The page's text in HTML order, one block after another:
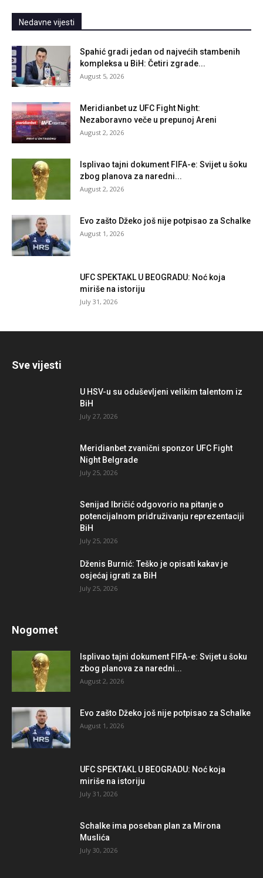
Nedavne vijesti
Spahić gradi jedan od najvećih stambenih
kompleksa u BiH: Četiri zgrade...
August 5, 2026
Meridianbet uz UFC Fight Night:
Nezaboravno veče u prepunoj Areni
August 2, 2026
Isplivao tajni dokument FIFA-e: Svijet u šoku
zbog planova za naredni...
August 2, 2026
Evo zašto Džeko još nije potpisao za Schalke
August 1, 2026
UFC SPEKTAKL U BEOGRADU: Noć koja
miriše na istoriju
July 31, 2026
Sve vijesti
U HSV-u su oduševljeni velikim talentom iz
BiH
July 27, 2026
Meridianbet zvanični sponzor UFC Fight
Night Belgrade
July 25, 2026
Senijad Ibričić odgovorio na pitanje o
potencijalnom pridruživanju reprezentaciji
BiH
July 25, 2026
Dženis Burnić: Teško je opisati kakav je
osjećaj igrati za BiH
July 25, 2026
Nogomet
Isplivao tajni dokument FIFA-e: Svijet u šoku
zbog planova za naredni...
August 2, 2026
Evo zašto Džeko još nije potpisao za Schalke
August 1, 2026
UFC SPEKTAKL U BEOGRADU: Noć koja
miriše na istoriju
July 31, 2026
Schalke ima poseban plan za Mirona
Muslića
July 30, 2026